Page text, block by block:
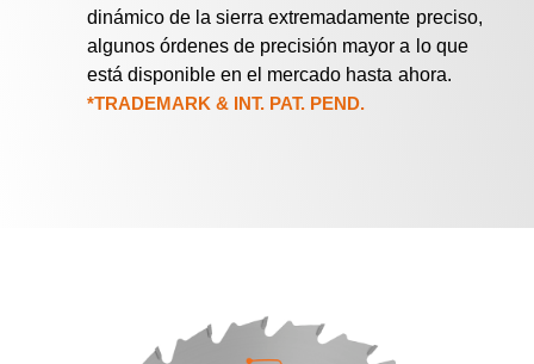
dinámico de la sierra extremadamente preciso,
algunos órdenes de precisión mayor a lo que
está disponible en el mercado hasta ahora.
*TRADEMARK & INT. PAT. PEND.